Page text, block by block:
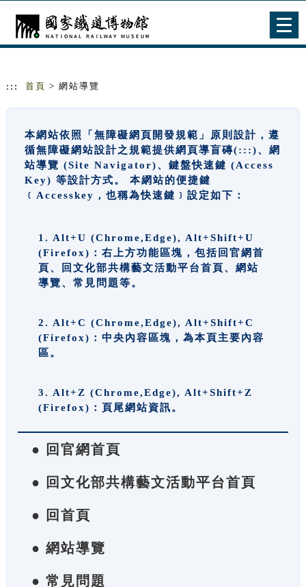
::: 首頁 > 網站導覽
本網站依照「無障礙網頁開發規範」原則設計，遵
循無障礙網站設計之規範提供網頁導盲磚(:::)、網
站導覽 (Site Navigator)、鍵盤快速鍵 (Access
Key) 等設計方式。 本網站的便捷鍵
﹝Accesskey，也稱為快速鍵﹞設定如下：
1. Alt+U (Chrome,Edge), Alt+Shift+U
(Firefox)：右上方功能區塊，包括回官網首
頁、回文化部共構藝文活動平台首頁、網站
導覽、常見問題等。
2. Alt+C (Chrome,Edge), Alt+Shift+C
(Firefox)：中央內容區塊，為本頁主要內容
區。
3. Alt+Z (Chrome,Edge), Alt+Shift+Z
(Firefox)：頁尾網站資訊。
● 回官網首頁
● 回文化部共構藝文活動平台首頁
● 回首頁
● 網站導覽
● 常見問題